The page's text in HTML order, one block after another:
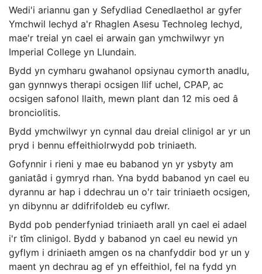
Wedi'i ariannu gan y Sefydliad Cenedlaethol ar gyfer
Ymchwil Iechyd a'r Rhaglen Asesu Technoleg Iechyd,
mae'r treial yn cael ei arwain gan ymchwilwyr yn
Imperial College yn Llundain.
Bydd yn cymharu gwahanol opsiynau cymorth anadlu,
gan gynnwys therapi ocsigen llif uchel, CPAP, ac
ocsigen safonol llaith, mewn plant dan 12 mis oed â
bronciolitis.
Bydd ymchwilwyr yn cynnal dau dreial clinigol ar yr un
pryd i bennu effeithiolrwydd pob triniaeth.
Gofynnir i rieni y mae eu babanod yn yr ysbyty am
ganiatâd i gymryd rhan. Yna bydd babanod yn cael eu
dyrannu ar hap i ddechrau un o'r tair triniaeth ocsigen,
yn dibynnu ar ddifrifoldeb eu cyflwr.
Bydd pob penderfyniad triniaeth arall yn cael ei adael
i'r tîm clinigol. Bydd y babanod yn cael eu newid yn
gyflym i driniaeth amgen os na chanfyddir bod yr un y
maent yn dechrau ag ef yn effeithiol, fel na fydd yn